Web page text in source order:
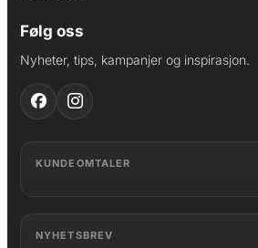
Følg oss
Nyheter, tips, kampanjer og inspirasjon.
KUNDEOMTALER
NYHETSBREV